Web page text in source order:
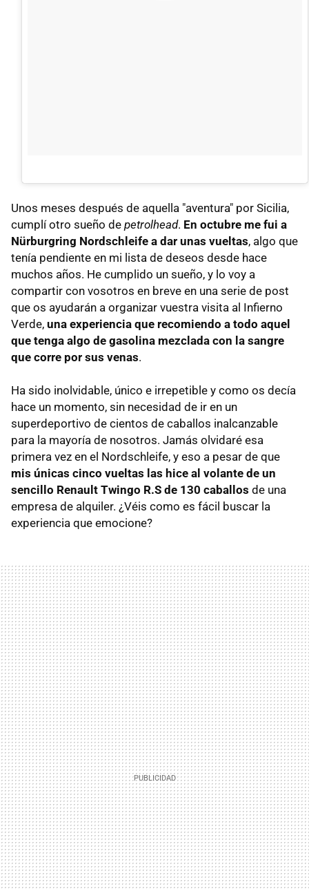
Unos meses después de aquella "aventura" por Sicilia,
cumplí otro sueño de petrolhead. En octubre me fui a
Nürburgring Nordschleife a dar unas vueltas, algo que
tenía pendiente en mi lista de deseos desde hace
muchos años. He cumplido un sueño, y lo voy a
compartir con vosotros en breve en una serie de post
que os ayudarán a organizar vuestra visita al Infierno
Verde, una experiencia que recomiendo a todo aquel
que tenga algo de gasolina mezclada con la sangre
que corre por sus venas.
Ha sido inolvidable, único e irrepetible y como os decía
hace un momento, sin necesidad de ir en un
superdeportivo de cientos de caballos inalcanzable
para la mayoría de nosotros. Jamás olvidaré esa
primera vez en el Nordschleife, y eso a pesar de que
mis únicas cinco vueltas las hice al volante de un
sencillo Renault Twingo R.S de 130 caballos de una
empresa de alquiler. ¿Véis como es fácil buscar la
experiencia que emocione?